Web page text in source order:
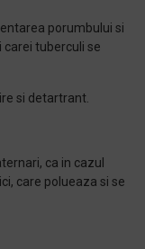
porumbului si
carei tuberculi se
si detartrant.
ca in cazul
care polueaza si se